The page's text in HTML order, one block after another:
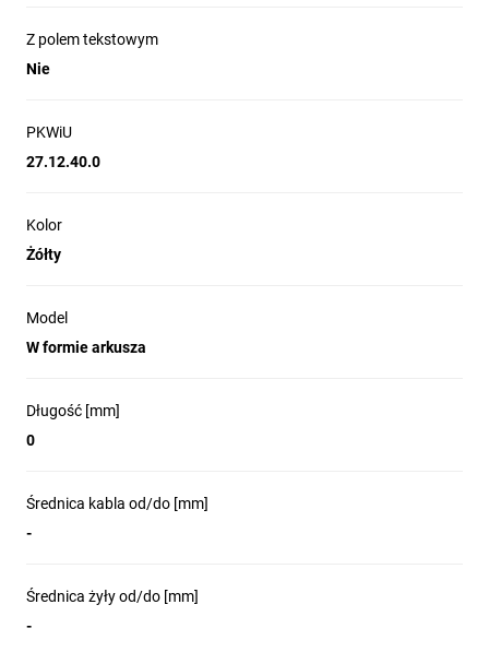
Z polem tekstowym
Nie
PKWiU
27.12.40.0
Kolor
Żółty
Model
W formie arkusza
Długość [mm]
0
Średnica kabla od/do [mm]
-
Średnica żyły od/do [mm]
-